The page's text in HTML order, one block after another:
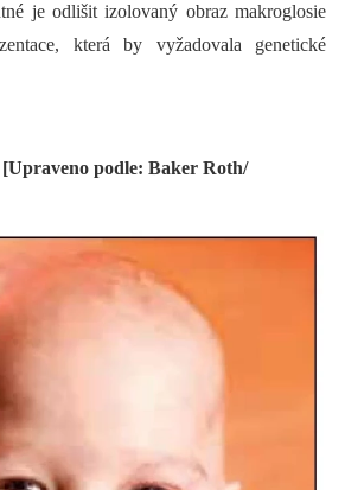
je odlišit izolovaný obraz makroglosie
která by vyžadovala genetické
podle: Baker Roth/